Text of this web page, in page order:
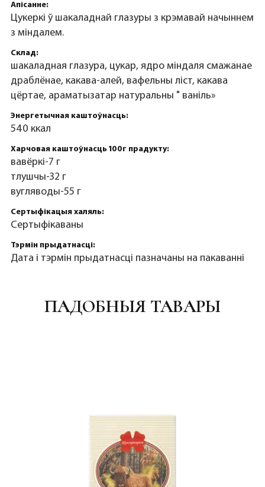
Апісанне:
Цукеркі ў шакаладнай глазуры з крэмавай начыннем
з міндалем.
Склад:
шакаладная глазура, цукар, ядро міндаля смажанае
драблёнае, какава-алей, вафельны ліст, какава
цёртае, араматызатар натуральны " ваніль»
Энергетычная каштоўнасць:
540 ккал
Харчовая каштоўнасць 100г прадукту:
вавёркі-7 г
тлушчы-32 г
вугляводы-55 г
Сертыфікацыя халяль:
Сертыфікаваны
Тэрмін прыдатнасці:
Дата і тэрмін прыдатнасці пазначаны на пакаванні
ПАДОБНЫЯ ТАВАРЫ